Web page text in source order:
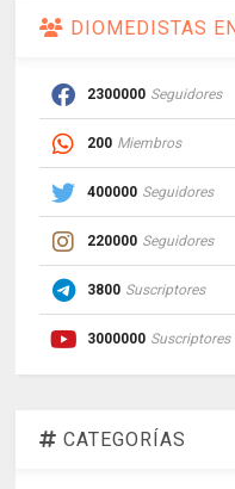
DIOMEDISTAS
2300000 Seguidores
200 Miembros
400000 Seguidores
220000 Seguidores
3800 Suscriptores
3000000 Suscriptores
CATEGORÍAS